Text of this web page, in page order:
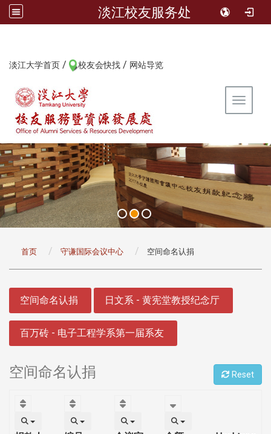
淡江校友服务处
淡江大学首页 / 校友会快找 / 网站导览
Toggle
首页 守谦国际会议中心 空间命名认捐
空间命名认捐 日文系 - 黄宪堂教授纪念厅
百万砖 - 电子工程学系第一届系友
空间命名认捐 Reset